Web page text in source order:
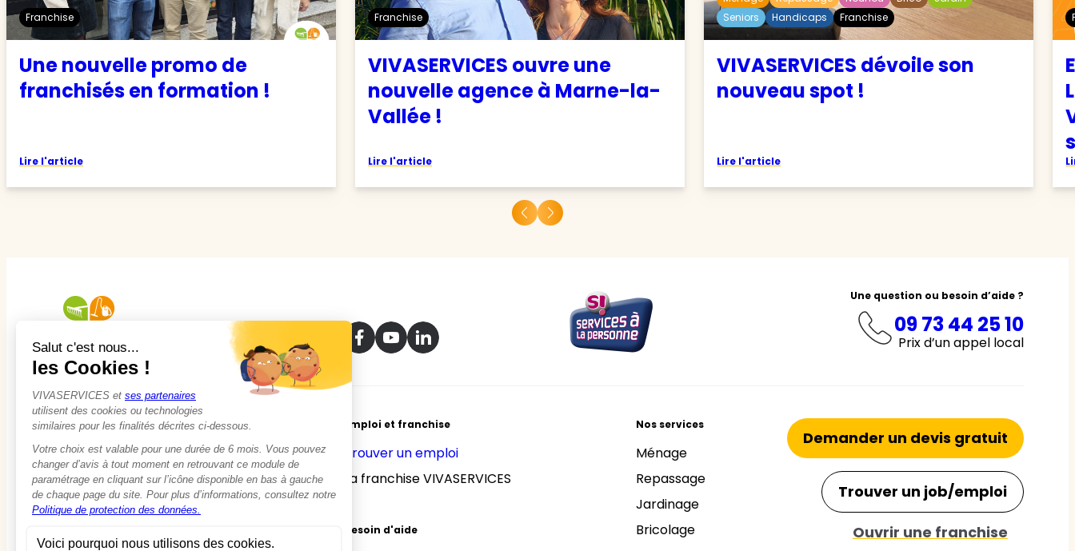
Franchise
Une nouvelle promo de
franchisés en formation !
Lire l'article
Franchise
VIVASERVICES ouvre une
nouvelle agence à Marne-la-
Vallée !
Lire l'article
Seniors
Handicaps Franchise
VIVASERVICES dévoile son
nouveau spot !
Lire l'article
Une question ou besoin d’aide ?
09 73 44 25 10
Prix d’un appel local
À propos
Qui sommes-nous ?
Nos agences de proximité
Les aides et tarifs
Emploi et franchise
Trouver un emploi
La franchise VIVASERVICES
Besoin d'aide
Nos services
Ménage
Repassage
Jardinage
Bricolage
Demander un devis gratuit
Trouver un job/emploi
Ouvrir une franchise